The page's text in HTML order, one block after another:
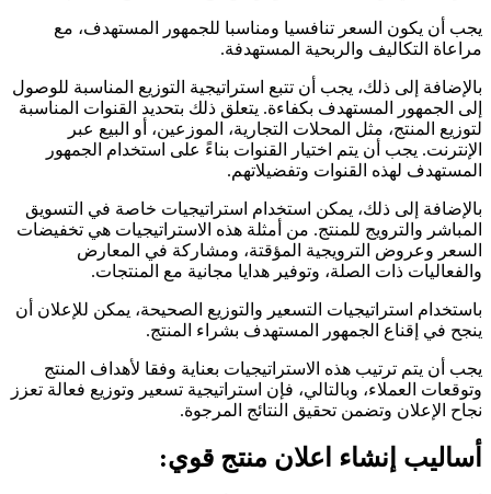
يجب أن يكون السعر تنافسيا ومناسبا للجمهور المستهدف، مع
مراعاة التكاليف والربحية المستهدفة.
بالإضافة إلى ذلك، يجب أن تتبع استراتيجية التوزيع المناسبة للوصول
إلى الجمهور المستهدف بكفاءة. يتعلق ذلك بتحديد القنوات المناسبة
لتوزيع المنتج، مثل المحلات التجارية، الموزعين، أو البيع عبر
الإنترنت. يجب أن يتم اختيار القنوات بناءً على استخدام الجمهور
المستهدف لهذه القنوات وتفضيلاتهم.
بالإضافة إلى ذلك، يمكن استخدام استراتيجيات خاصة في التسويق
المباشر والترويج للمنتج. من أمثلة هذه الاستراتيجيات هي تخفيضات
السعر وعروض الترويجية المؤقتة، ومشاركة في المعارض
والفعاليات ذات الصلة، وتوفير هدايا مجانية مع المنتجات.
باستخدام استراتيجيات التسعير والتوزيع الصحيحة، يمكن للإعلان أن
ينجح في إقناع الجمهور المستهدف بشراء المنتج.
يجب أن يتم ترتيب هذه الاستراتيجيات بعناية وفقا لأهداف المنتج
وتوقعات العملاء، وبالتالي، فإن استراتيجية تسعير وتوزيع فعالة تعزز
نجاح الإعلان وتضمن تحقيق النتائج المرجوة.
أساليب إنشاء اعلان منتج قوي: